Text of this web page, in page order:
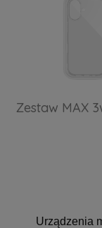
Zestaw MAX
Urządzenia